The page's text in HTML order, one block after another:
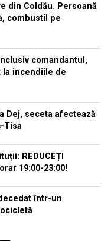
din Coldău. Persoană
combustil pe
comandantul,
incendiile de
Dej, seceta afectează
Tisa
REDUCEȚI
19:00-23:00!
într-un